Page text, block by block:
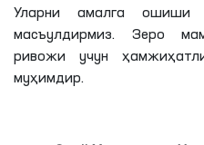
Уларни амалга
масъулдирмиз. Зеро
ривожи учун
муҳимдир.